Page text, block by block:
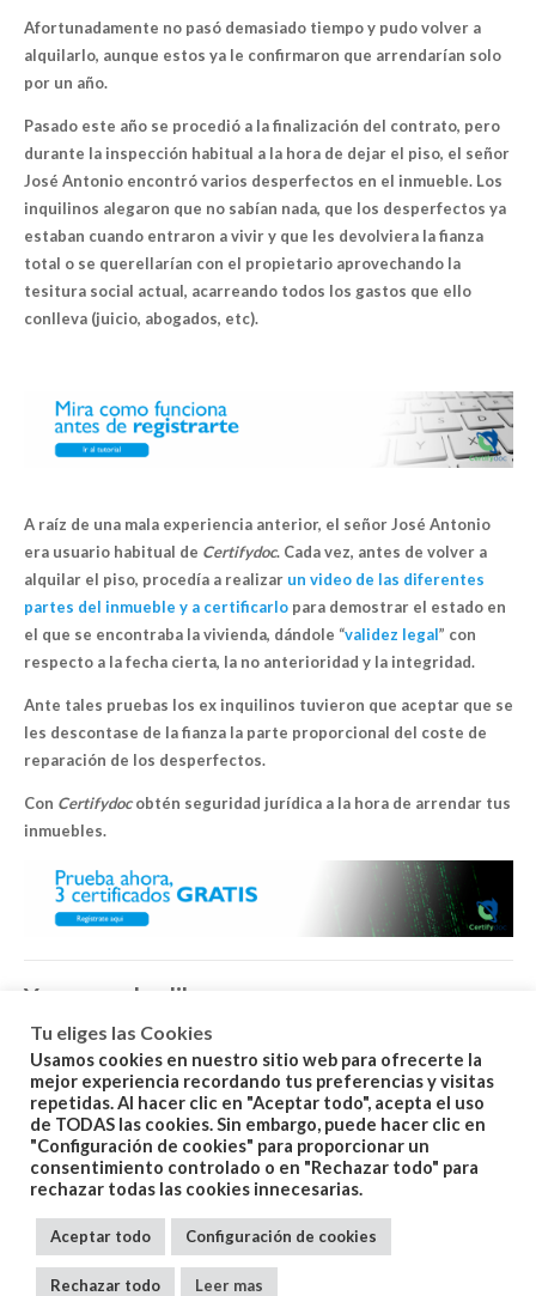
Afortunadamente no pasó demasiado tiempo y pudo volver a
alquilarlo, aunque estos ya le confirmaron que arrendarían solo
por un año.
Pasado este año se procedió a la finalización del contrato, pero
durante la inspección habitual a la hora de dejar el piso, el señor
José Antonio encontró varios desperfectos en el inmueble. Los
inquilinos alegaron que no sabían nada, que los desperfectos ya
estaban cuando entraron a vivir y que les devolviera la fianza
total o se querellarían con el propietario aprovechando la
tesitura social actual, acarreando todos los gastos que ello
conlleva (juicio, abogados, etc).
A raíz de una mala experiencia anterior, el señor José Antonio
era usuario habitual de Certifydoc. Cada vez, antes de volver a
alquilar el piso, procedía a realizar un video de las diferentes
partes del inmueble y a certificarlopara demostrar el estado en
el que se encontraba la vivienda, dándole “validez legal” con
respecto a la fecha cierta, la no anterioridad y la integridad.
Ante tales pruebas los ex inquilinos tuvieron que aceptar que se
les descontase de la fianzala parte proporcional del coste de
reparación de los desperfectos.
Con Certifydocobtén seguridad jurídica a la hora de arrendar tus
inmuebles.
You may also like…
Related products
Tu eliges las Cookies
Usamos cookies en nuestro sitio web para ofrecerte la
mejor experiencia recordando tus preferencias y visitas
repetidas. Al hacer clic en "Aceptar todo", acepta el uso
de TODAS las cookies. Sin embargo, puede hacer clic en
"Configuración de cookies" para proporcionar un
consentimiento controlado o en "Rechazar todo" para
rechazar todas las cookies innecesarias.
Aceptar todo Configuración de cookies
Rechazar todo Leer mas